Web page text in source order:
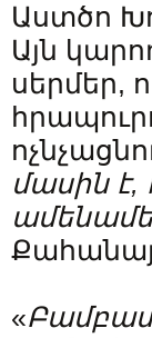
Աստծո
Այն
սերմեր,
մասին
«